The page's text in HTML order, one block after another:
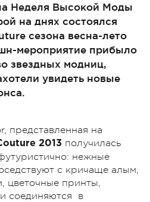
Неделя Высокой Моды
на днях состоялся
сезона весна-лето
мероприятие прибыло
звездных модниц,
увидеть новые
представленная на
2013 получилась
нежные
с кричаще алым,
цветочные принты,
соединяются в